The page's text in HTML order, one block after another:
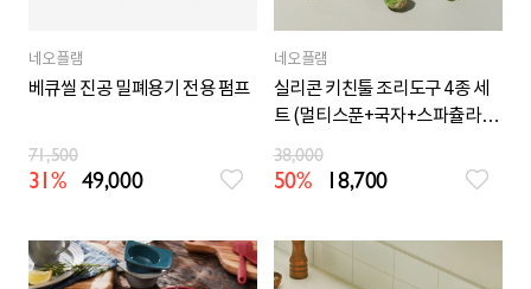
네오플램
베큐씰 진공 밀폐용기 전용 펌프
71,500
31% 49,000
네오플램
실리콘 키친툴 조리도구 4종 세
트 (멀티스푼+국자+스파츌라
+망뒤집개)
38,000
50% 18,700